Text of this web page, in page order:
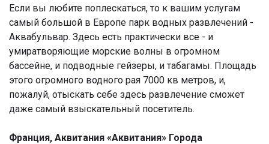
Если вы любите поплескаться, то к вашим услугам
самый большой в Европе парк водных развлечений -
Аквабульвар. Здесь есть практически все - и
умиратворяющие морские волны в огромном
бассейне, и подводные гейзеры, и табагамы. Площадь
этого огромного водного рая 7000 кв метров, и,
пожалуй, отыскать себе здесь развлечение сможет
даже самый взыскательный посетитель.
Франция, Аквитания «Аквитания» Города